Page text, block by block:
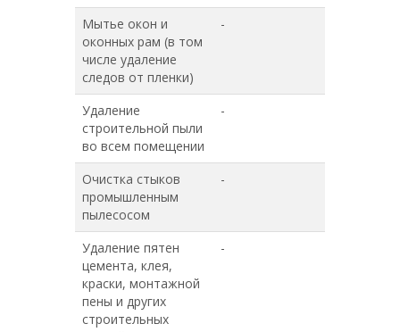
Мытье окон и
оконных рам (в том
числе удаление
следов от пленки)
-
Удаление
строительной пыли
во всем помещении
-
Очистка стыков
промышленным
пылесосом
-
Удаление пятен
цемента, клея,
краски, монтажной
пены и других
строительных
-